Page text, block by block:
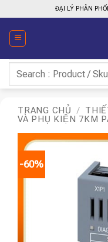
qua
nội
dung
ĐẠI LÝ PHÂN
kiếm:
TRANG CHỦ /
VÀ PHỤ KIỆN 7KM
-60%